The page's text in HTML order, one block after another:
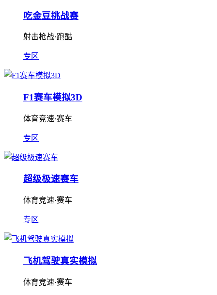
吃金豆挑战赛
射击枪战·跑酷
专区
F1赛车模拟3D
体育竞速·赛车
专区
超级极速赛车
体育竞速·赛车
专区
飞机驾驶真实模拟
体育竞速·赛车